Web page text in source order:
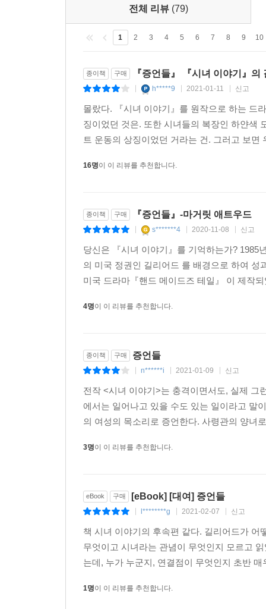
미국의 상당 지역(작품 속에서는 길리어드 정
권리를 빼앗고, 자신들의 교리에 어긋나는 행동
명령을 거부하는 여성은 '콜로니'라는 극단의
환경오염으로 인해 기형아 출산율이 높아, 정상아
-[피플]
마거릿 애트우드의 권능이 완연히 눈 앞에 펼쳐진
-[LA 타임스]
『증언들』은 본편에 값하는 문학적 고전이
애트우드의 능력 덕분이기도 하다.
-[USA 투데이]
길리어드의 여성들이 그 어느 때보다도 매혹적이다.
강력하고 계시적이며 흥미진진하다.
-[보스턴 글로브]
전체 리뷰 (79)
1 2 3 4 5 6 7 8 9 10
종이책 구매 『증언들』 『시녀 이야기』
h*****9 2021-01-11 신고
몰랐다. 『시녀 이야기』를 원작으로 하는 드
징이었던 것은. 또한 시녀들의 복장인 하얀색
트 운동의 상징이었던 거라는 건. 그러고 보
16명이 이 리뷰를 추천합니다.
종이책 구매 『증언들』-마거릿 애트우드
s*******4 2020-11-08 신고
당신은 『시녀 이야기』를 기억하는가? 1985
의 미국 정권인 길리어드 를 배경으로 하여
미국 드라마『핸드 메이드즈 테일』 이 제작
4명이 이 리뷰를 추천합니다.
종이책 구매 증언들
n******i 2021-01-09 신고
전작 <시녀 이야기>는 충격이면서도, 실제 그
에서는 일어나고 있을 수도 있는 일이라고 말
의 여성의 목소리로 증언한다. 사령관의 양녀
3명이 이 리뷰를 추천합니다.
eBook 구매 [eBook] [대여] 증언들
l********g 2021-02-07 신고
책 시녀 이야기의 후속편 같다. 길리어드가
무엇이고 시녀라는 관념이 무엇인지 모르고
는데, 누가 누군지, 연결점이 무엇인지 초반
1명이 이 리뷰를 추천합니다.